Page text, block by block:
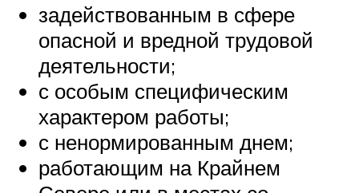
задействованным в сфере
опасной и вредной трудовой
деятельности;
с особым специфическим
характером работы;
с ненормированным днем;
работающим на Крайнем